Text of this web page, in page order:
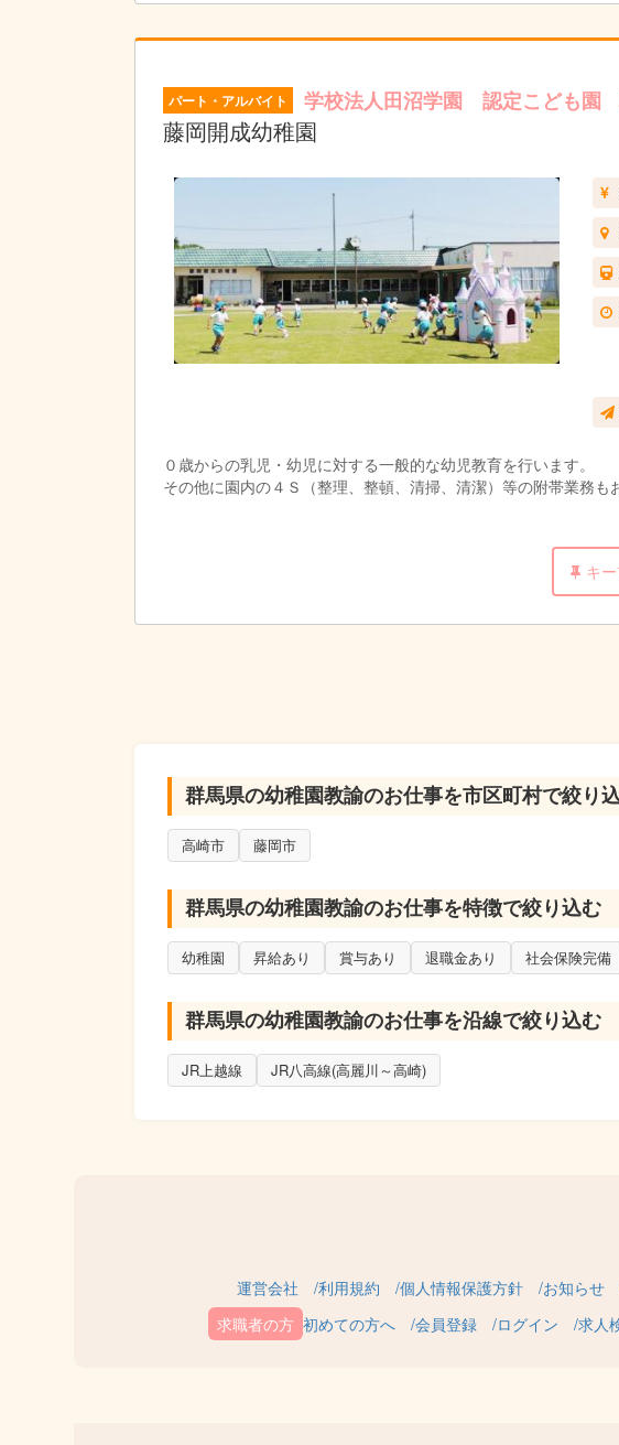
パート・アルバイト 学校法人田沼学園 認定こども園
藤岡開成幼稚園
０歳からの乳児・幼児に対する一般的な幼児教育を行います。
その他に園内の４Ｓ（整理、整頓、清掃、清潔）等の附帯業務も
キ
群馬県の幼稚園教諭のお仕事を市区町村で絞り
高崎市 藤岡市
群馬県の幼稚園教諭のお仕事を特徴で絞り込む
幼稚園 昇給あり 賞与あり 退職金あり 社会保険完備
群馬県の幼稚園教諭のお仕事を沿線で絞り込む
JR上越線 JR八高線(高麗川～高崎)
運営会社 利用規約 個人情報保護方針 お知らせ
初めての方へ
会員登録 ログイン 求人